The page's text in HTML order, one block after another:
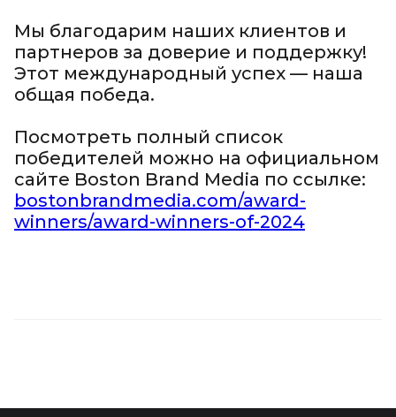
Мы благодарим наших клиентов и
партнеров за доверие и поддержку!
Этот международный успех — наша
общая победа.
Посмотреть полный список
победителей можно на официальном
сайте Boston Brand Media по ссылке:
bostonbrandmedia.com/award-
winners/award-winners-of-2024